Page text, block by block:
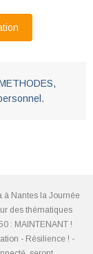
à Nantes la Journée
des thématiques
: MAINTENANT !
- Résilience ! -